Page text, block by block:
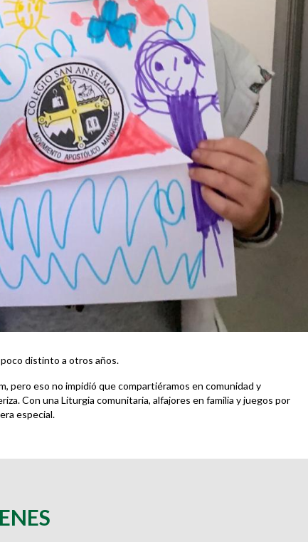
distinto a otros años.
pero eso no impidió que compartiéramos en comunidad y
Con una Liturgia comunitaria, alfajores en familia y juegos por
especial.